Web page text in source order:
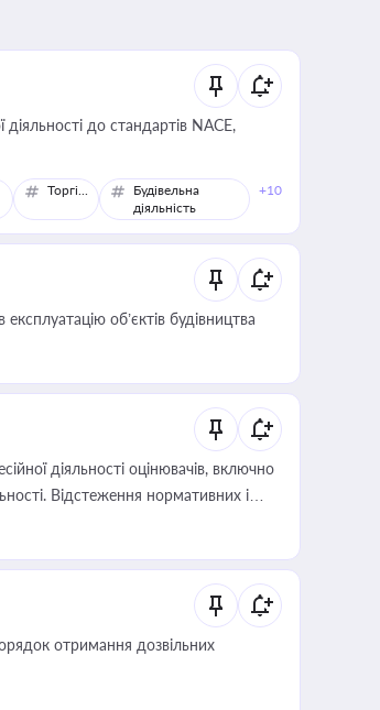
діяльності до стандартів NACE,
Торгівля
Будівельна
діяльність
+10
об’єктів будівництва
діяльності оцінювачів, включно
Відстеження нормативних і
під час оподаткування,
оціночної діяльності
отримання дозвільних